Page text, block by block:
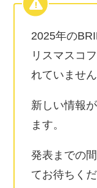
2025年の
リスマスコ
れていません
新しい情報
ます。
発表までの
てお待ちくだ